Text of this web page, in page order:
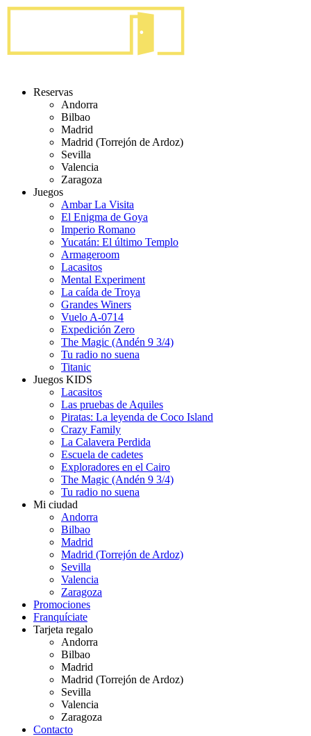
Reservas
Andorra
Bilbao
Madrid
Madrid (Torrejón de Ardoz)
Sevilla
Valencia
Zaragoza
Juegos
Ambar La Visita
El Enigma de Goya
Imperio Romano
Yucatán: El último Templo
Armageroom
Lacasitos
Mental Experiment
La caída de Troya
Grandes Winers
Vuelo A-0714
Expedición Zero
The Magic (Andén 9 3/4)
Tu radio no suena
Titanic
Juegos KIDS
Lacasitos
Las pruebas de Aquiles
Piratas: La leyenda de Coco Island
Crazy Family
La Calavera Perdida
Escuela de cadetes
Exploradores en el Cairo
The Magic (Andén 9 3/4)
Tu radio no suena
Mi ciudad
Andorra
Bilbao
Madrid
Madrid (Torrejón de Ardoz)
Sevilla
Valencia
Zaragoza
Promociones
Franquíciate
Tarjeta regalo
Andorra
Bilbao
Madrid
Madrid (Torrejón de Ardoz)
Sevilla
Valencia
Zaragoza
Contacto